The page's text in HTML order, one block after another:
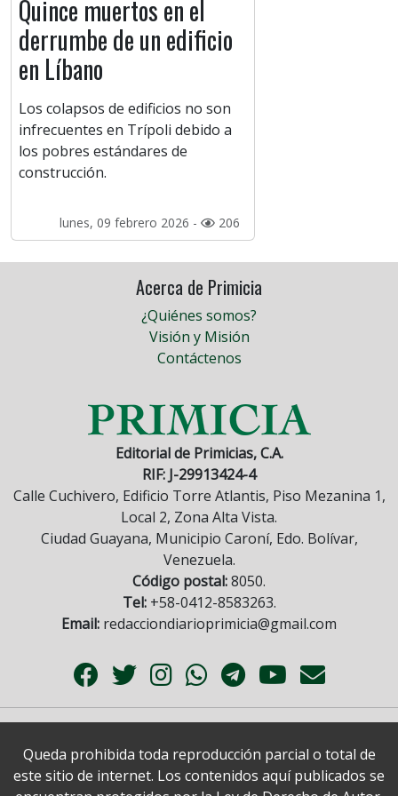
Quince muertos en el
derrumbe de un edificio
en Líbano
Los colapsos de edificios no son
infrecuentes en Trípoli debido a
los pobres estándares de
construcción.
lunes, 09 febrero 2026 - 206
Acerca de Primicia
¿Quiénes somos?
Visión y Misión
Contáctenos
Editorial de Primicias, C.A.
RIF: J-29913424-4
Calle Cuchivero, Edificio Torre Atlantis, Piso Mezanina 1,
Local 2, Zona Alta Vista.
Ciudad Guayana, Municipio Caroní, Edo. Bolívar,
Venezuela.
Código postal:8050.
Tel:+58-0412-8583263.
Email: redacciondiarioprimicia@gmail.com
Queda prohibida toda reproducción parcial o total de
este sitio de internet. Los contenidos aquí publicados se